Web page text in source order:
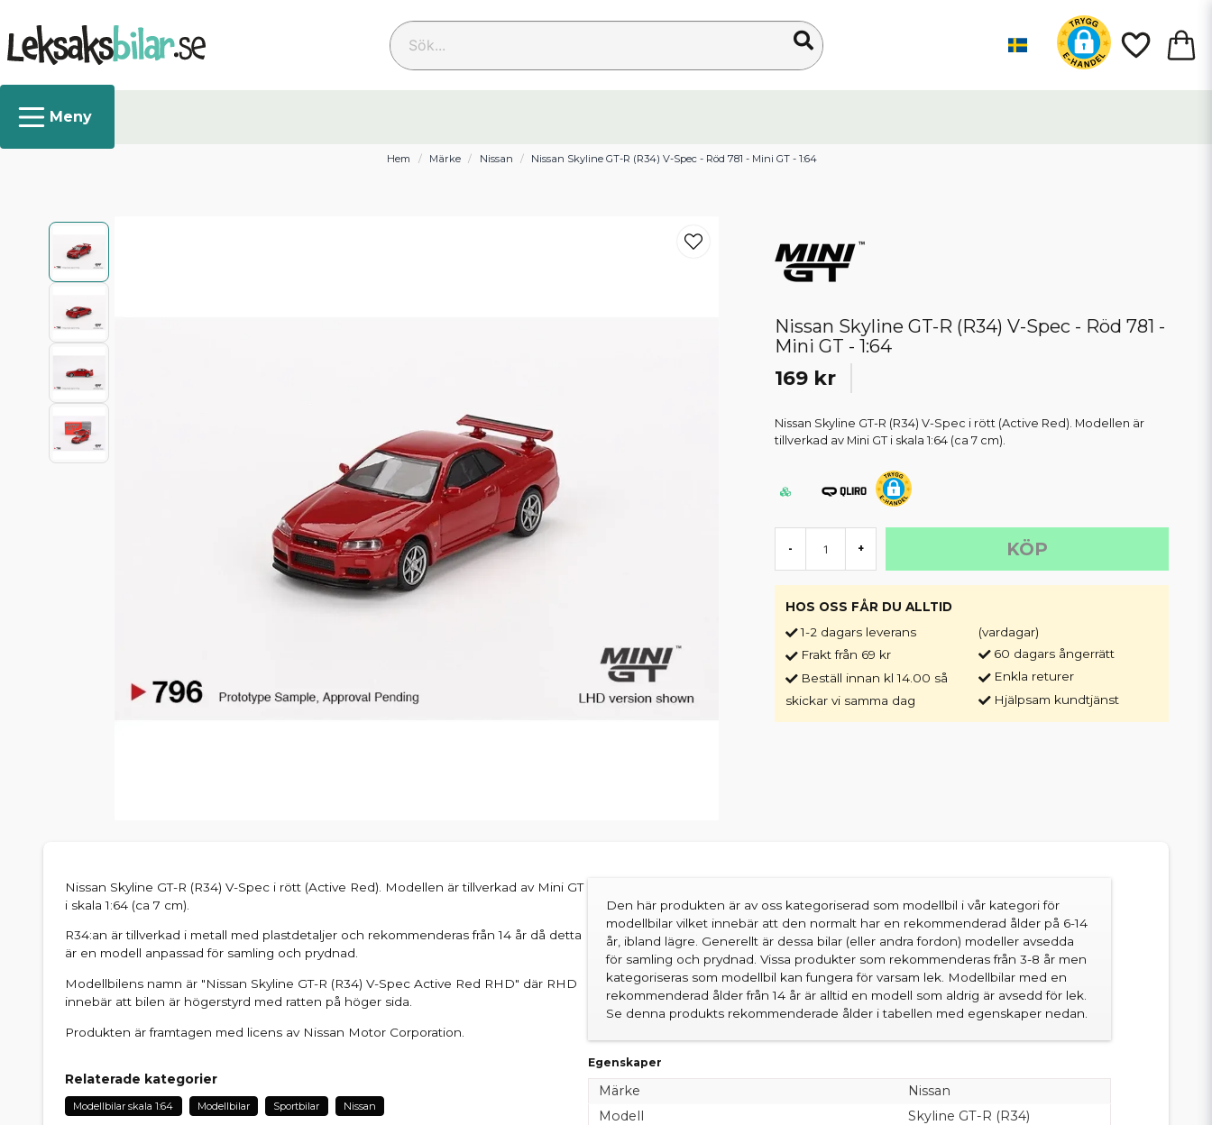
Sök...
Hem Märke Nissan Nissan Skyline GT-R (R34) V-Spec - Röd 781 - Mini GT - 1:64
Nissan Skyline GT-R (R34) V-Spec - Röd 781 -
Mini GT - 1:64
169 kr
Nissan Skyline GT-R (R34) V-Spec i rött (Active Red). Modellen är
tillverkad av Mini GT i skala 1:64 (ca 7 cm).
- + KÖP
HOS OSS FÅR DU ALLTID
1-2 dagars leverans
Frakt från 69 kr
Beställ innan kl 14.00 så
skickar vi samma dag
(vardagar)
60 dagars ångerrätt
Enkla returer
Hjälpsam kundtjänst
Nissan Skyline GT-R (R34) V-Spec i rött (Active Red). Modellen är tillverkad av Mini GT
i skala 1:64 (ca 7 cm).
R34:an är tillverkad i metall med plastdetaljer och rekommenderas från 14 år då detta
är en modell anpassad för samling och prydnad.
Modellbilens namn är "Nissan Skyline GT-R (R34) V-Spec Active Red RHD" där RHD
innebär att bilen är högerstyrd med ratten på höger sida.
Produkten är framtagen med licens av Nissan Motor Corporation.
Relaterade kategorier
Modellbilar skala 1:64 Modellbilar Sportbilar Nissan
Den här produkten är av oss kategoriserad som modellbil i vår kategori för
modellbilar vilket innebär att den normalt har en rekommenderad ålder på 6-14
år, ibland lägre. Generellt är dessa bilar (eller andra fordon) modeller avsedda
för samling och prydnad. Vissa produkter som rekommenderas från 3-8 år men
kategoriseras som modellbil kan fungera för varsam lek. Modellbilar med en
rekommenderad ålder från 14 år är alltid en modell som aldrig är avsedd för lek.
Se denna produkts rekommenderade ålder i tabellen med egenskaper nedan.
Egenskaper
Märke
Nissan
Modell
Skyline GT-R (R34)